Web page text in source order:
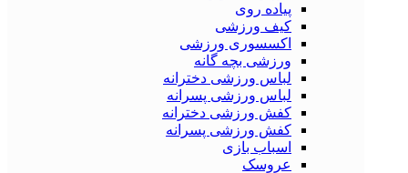
پیاده روی
کیف ورزشی
اکسسوری ورزشی
ورزشی بچه گانه
لباس ورزشی دخترانه
لباس ورزشی پسرانه
کفش ورزشی دخترانه
کفش ورزشی پسرانه
اسباب بازی
عروسک